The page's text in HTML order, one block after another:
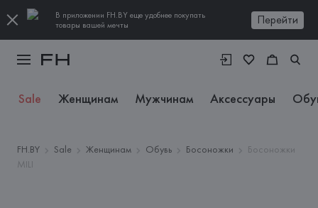
В приложении FH.BY еще удобнее покупать
товары вашей мечты
Перейти
Sale Женщинам Мужчинам Аксессуары
FH.BY Sale Женщинам Обувь Босоножки
Босоножки
MILI